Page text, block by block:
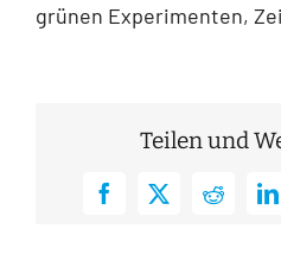
grünen Experimenten,
Teilen und
Facebook
X Reddit